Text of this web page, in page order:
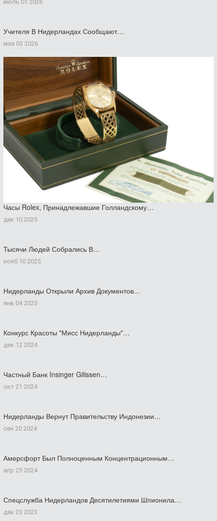
июль 01 2026
Учителя В Нидерландах Сообщают…
мая 03 2026
Часы Rolex, Принадлежавшие Голландскому…
дек 10 2025
Тысячи Людей Собрались В…
нояб 10 2025
Нидерланды Открыли Архив Документов…
янв 04 2025
Конкурс Красоты "Мисс Нидерланды"…
дек 12 2024
Частный Банк Insinger Gilissen…
окт 21 2024
Нидерланды Вернут Правительству Индонезии…
сен 20 2024
Амерсфорт Был Полноценным Концентрационным…
апр 25 2024
Спецслужба Нидерландов Десятилетиями Шпионила…
дек 23 2023